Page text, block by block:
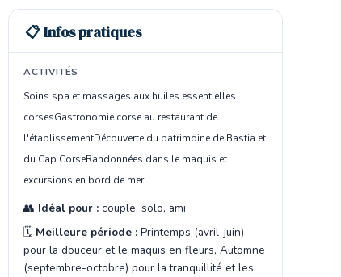
📋 Infos pratiques
ACTIVITÉS
Soins spa et massages aux huiles essentielles
corsesGastronomie corse au restaurant de
l'établissementDécouverte du patrimoine de Bastia et
du Cap CorseRandonnées dans le maquis et
excursions en bord de mer
👥 Idéal pour : couple, solo, ami
🗓️ Meilleure période : Printemps (avril-juin)
pour la douceur et le maquis en fleurs, Automne
(septembre-octobre) pour la tranquillité et les